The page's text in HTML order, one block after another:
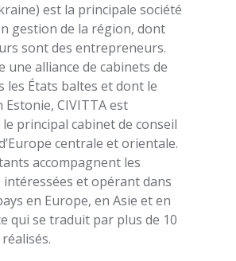
est la principale société
gestion de la région, dont
sont des entrepreneurs.
une alliance de cabinets de
les États baltes et dont le
Estonie, CIVITTA est
principal cabinet de conseil
centrale et orientale.
accompagnent les
et opérant dans
en Europe, en Asie et en
qui se traduit par plus de 10